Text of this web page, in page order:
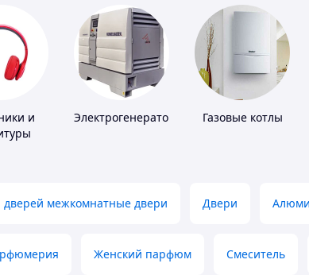
и
Электрогенераторы Газовые котлы
межкомнатные двери Двери
Женский парфюм Смеситель